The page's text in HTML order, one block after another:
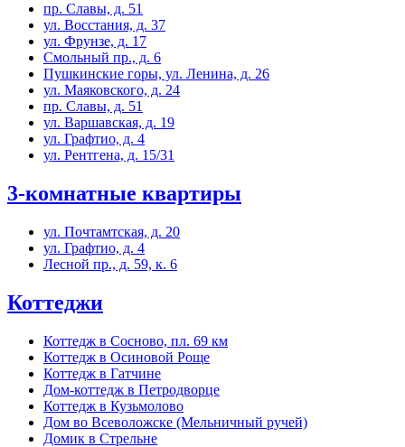
пр. Славы, д. 51
ул. Восстания, д. 37
ул. Фрунзе, д. 17
Смольный пр., д. 6
Пушкинские горы, ул. Ленина, д. 26
ул. Маяковского, д. 24
пр. Славы, д. 51
ул. Варшавская, д. 19
ул. Графтио, д. 4
ул. Рентгена, д. 15/31
3-комнатные квартиры
ул. Почтамтская, д. 20
ул. Графтио, д. 4
Лесной пр., д. 59, к. 6
Коттеджи
Коттедж в Сосново, пл. 69 км
Коттедж в Осиновой Роще
Коттедж в Гатчине
Дом-коттедж в Петродворце
Коттедж в Кузьмолово
Дом во Всеволожске (Мельничный ручей)
Домик в Стрельне